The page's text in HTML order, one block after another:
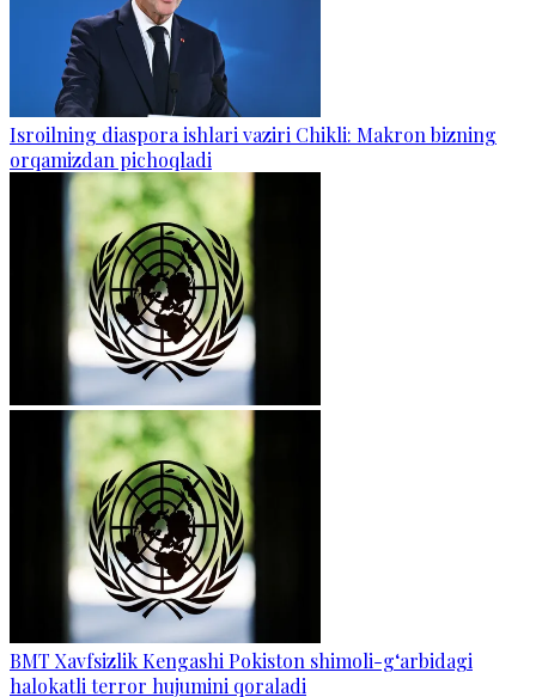
Isroilning diaspora ishlari vaziri Chikli: Makron bizning
orqamizdan pichoqladi
BMT Xavfsizlik Kengashi Pokiston shimoli-g‘arbidagi
halokatli terror hujumini qoraladi